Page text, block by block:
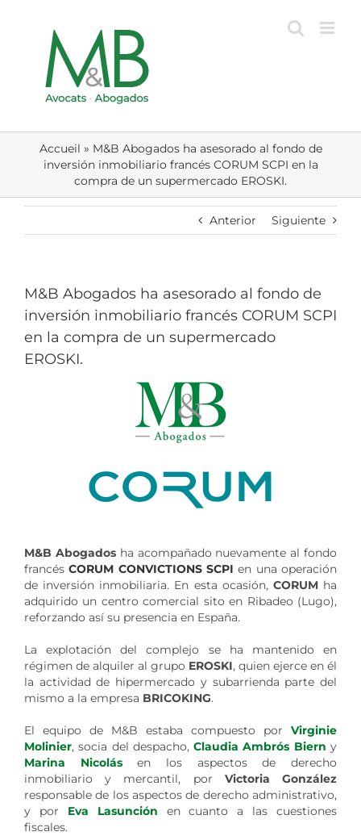
Accueil » M&B Abogados ha asesorado al fondo de
inversión inmobiliario francés CORUM SCPI en la
compra de un supermercado EROSKI.
Anterior Siguiente
M&B Abogados ha asesorado al fondo de
inversión inmobiliario francés CORUM SCPI
en la compra de un supermercado
EROSKI.
M&B Abogadosha acompañado nuevamente al fondo
francésCORUM CONVICTIONS SCPI en una operación
de inversión inmobiliaria. En esta ocasión, CORUMha
adquirido un centro comercial sito en Ribadeo (Lugo),
reforzando así su presencia en España.
La explotación del complejo se ha mantenido en
régimen de alquiler al grupo EROSKI, quien ejerce en él
la actividad de hipermercado y subarrienda parte del
mismo a la empresa BRICOKING.
El equipo de M&B estaba compuesto por Virginie
Molinier, socia del despacho,Claudia Ambrós Biern y
Marina Nicolásen los aspectos de derecho
inmobiliario y mercantil, por Victoria González
responsable de los aspectos de derecho administrativo,
y por Eva Lasunción en cuanto a las cuestiones
fiscales.